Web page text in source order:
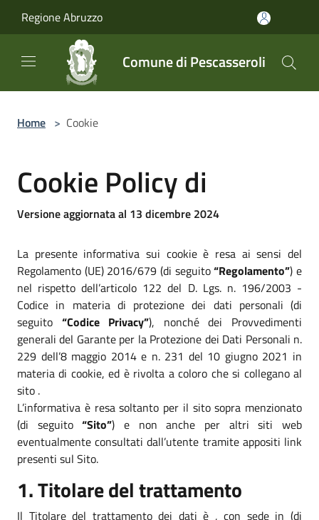
Regione Abruzzo
Comune di Pescasseroli
Home > Cookie
Cookie Policy di
Versione aggiornata al 13 dicembre 2024
La presente informativa sui cookie è resa ai sensi del
Regolamento (UE) 2016/679 (di seguito“Regolamento”) e
nel rispetto dell’articolo 122 del D. Lgs. n. 196/2003 -
Codice in materia di protezione dei dati personali (di
seguito “Codice Privacy”), nonché dei Provvedimenti
generali del Garante per la Protezione dei Dati Personali n.
229 dell’8 maggio 2014 e n. 231 del 10 giugno 2021 in
materia di cookie, ed è rivolta a coloro che si collegano al
sito .
L’informativa è resa soltanto per il sito sopra menzionato
(di seguito“Sito”) e non anche per altri siti web
eventualmente consultati dall’utente tramite appositi link
presenti sul Sito.
1. Titolare del trattamento
Il Titolare del trattamento dei dati è , con sede in (di